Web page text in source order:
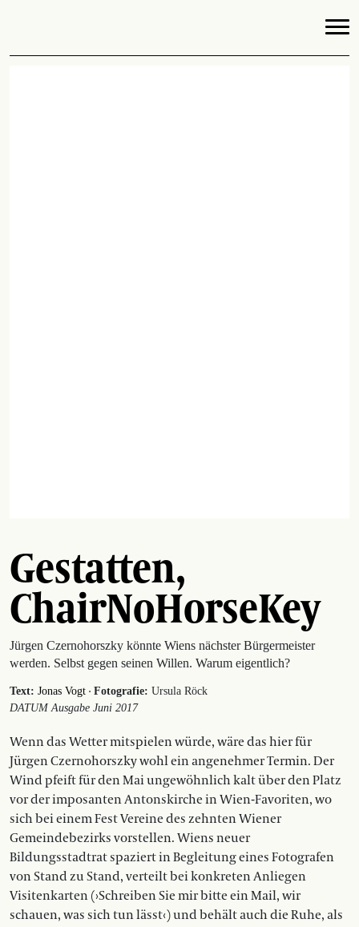
Gestatten,
ChairNoHorseKey
Jürgen Czernohorszky könnte Wiens nächster ­Bürgermeister
werden. Selbst gegen seinen Willen. Warum eigentlich?
Text: Jonas Vogt · Fotografie: Ursula Röck
DATUM Ausgabe Juni 2017
Wenn das Wetter mitspielen würde, wäre das hier für
Jürgen Czernohorszky wohl ein angenehmer Termin. Der
Wind pfeift für den Mai ungewöhnlich kalt über den Platz
vor der imposanten Antonskirche in Wien-Favoriten, wo
sich bei einem Fest Vereine des zehnten Wiener
Gemeindebezirks vorstellen. Wiens neuer
Bildungsstadtrat spaziert in Begleitung eines Fotografen
von Stand zu Stand, verteilt bei konkreten Anliegen
Visitenkarten (›Schreiben Sie mir bitte ein Mail, wir
schauen, was sich tun lässt‹) und behält auch die Ruhe, als